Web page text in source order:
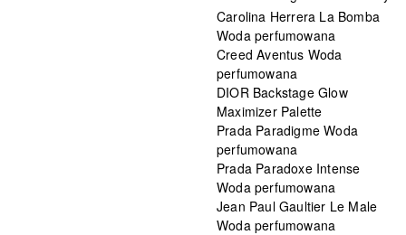
Carolina Herrera La Bomba
Woda perfumowana
Creed Aventus Woda
perfumowana
DIOR Backstage Glow
Maximizer Palette
Prada Paradigme Woda
perfumowana
Prada Paradoxe Intense
Woda perfumowana
Jean Paul Gaultier Le Male
Woda perfumowana